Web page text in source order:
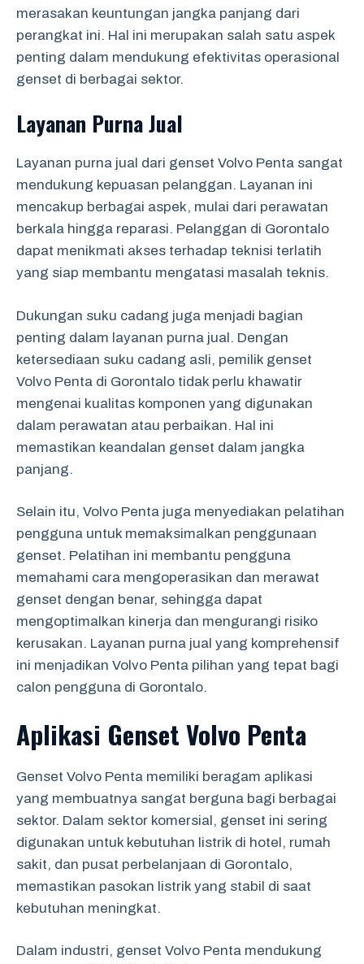
merasakan keuntungan jangka panjang dari
perangkat ini. Hal ini merupakan salah satu aspek
penting dalam mendukung efektivitas operasional
genset di berbagai sektor.
Layanan Purna Jual
Layanan purna jual dari genset Volvo Penta sangat
mendukung kepuasan pelanggan. Layanan ini
mencakup berbagai aspek, mulai dari perawatan
berkala hingga reparasi. Pelanggan di Gorontalo
dapat menikmati akses terhadap teknisi terlatih
yang siap membantu mengatasi masalah teknis.
Dukungan suku cadang juga menjadi bagian
penting dalam layanan purna jual. Dengan
ketersediaan suku cadang asli, pemilik genset
Volvo Penta di Gorontalo tidak perlu khawatir
mengenai kualitas komponen yang digunakan
dalam perawatan atau perbaikan. Hal ini
memastikan keandalan genset dalam jangka
panjang.
Selain itu, Volvo Penta juga menyediakan pelatihan
pengguna untuk memaksimalkan penggunaan
genset. Pelatihan ini membantu pengguna
memahami cara mengoperasikan dan merawat
genset dengan benar, sehingga dapat
mengoptimalkan kinerja dan mengurangi risiko
kerusakan. Layanan purna jual yang komprehensif
ini menjadikan Volvo Penta pilihan yang tepat bagi
calon pengguna di Gorontalo.
Aplikasi Genset Volvo Penta
Genset Volvo Penta memiliki beragam aplikasi
yang membuatnya sangat berguna bagi berbagai
sektor. Dalam sektor komersial, genset ini sering
digunakan untuk kebutuhan listrik di hotel, rumah
sakit, dan pusat perbelanjaan di Gorontalo,
memastikan pasokan listrik yang stabil di saat
kebutuhan meningkat.
Dalam industri, genset Volvo Penta mendukung